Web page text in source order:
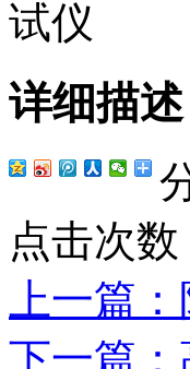
详细描述
点击次数
上一篇
下一篇